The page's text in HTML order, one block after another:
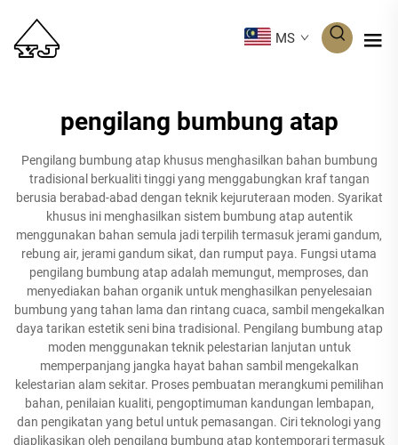
MS
pengilang bumbung atap
Pengilang bumbung atap khusus menghasilkan bahan bumbung
tradisional berkualiti tinggi yang menggabungkan kraf tangan
berusia berabad-abad dengan teknik kejuruteraan moden. Syarikat
khusus ini menghasilkan sistem bumbung atap autentik
menggunakan bahan semula jadi terpilih termasuk jerami gandum,
rebung air, jerami gandum sikat, dan rumput paya. Fungsi utama
pengilang bumbung atap adalah memungut, memproses, dan
menyediakan bahan organik untuk menghasilkan penyelesaian
bumbung yang tahan lama dan rintang cuaca, sambil mengekalkan
daya tarikan estetik seni bina tradisional. Pengilang bumbung atap
moden menggunakan teknik pelestarian lanjutan untuk
memperpanjang jangka hayat bahan sambil mengekalkan
kelestarian alam sekitar. Proses pembuatan merangkumi pemilihan
bahan, penilaian kualiti, pengoptimuman kandungan lembapan,
dan pengikatan yang betul untuk pemasangan. Ciri teknologi yang
diaplikasikan oleh pengilang bumbung atap kontemporari termasuk